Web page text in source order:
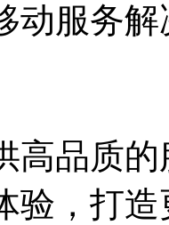
动服务
高品质
验，打